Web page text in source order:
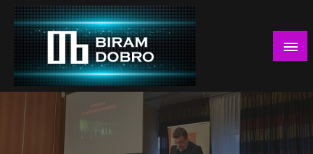
Skip
content
Biram DOBRO
… jer BUDUĆNOST nema drugo IME!